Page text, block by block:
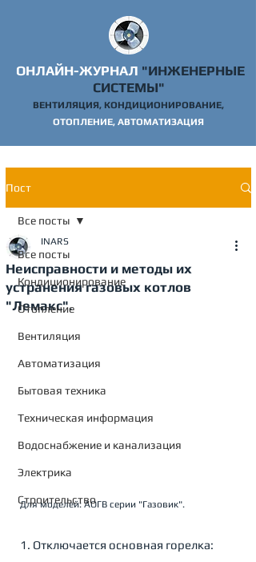
ОНЛАЙН-ЖУРНАЛ "ИНЖЕНЕРНЫЕ
СИСТЕМЫ"
ВЕНТИЛЯЦИЯ, КОНДИЦИОНИРОВАНИЕ,
ОТОПЛЕНИЕ, АВТОМАТИЗАЦИЯ
Пост
Все посты
Кондиционирование
Отопление
Вентиляция
Автоматизация
Бытовая техника
Техническая информация
Водоснабжение и канализация
Электрика
Строительство
Все посты
Неисправности и методы их
устранения газовых котлов
"Лемакс".
INARS
Для моделей: АОГВ серии "Газовик".
1. Отключается основная горелка: